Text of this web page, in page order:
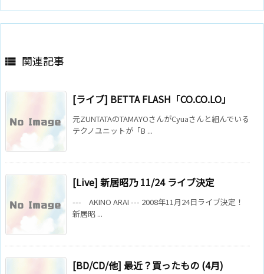
 関連記事
[ライブ] BETTA FLASH「CO.CO.LO」
元ZUNTATAのTAMAYOさんがCyuaさんと組んでいる
テクノユニットが「B ...
[Live] 新居昭乃 11/24 ライブ決定
--- AKINO ARAI --- 2008年11月24日ライブ決定！
新居昭 ...
[BD/CD/他] 最近？買ったもの (4月)